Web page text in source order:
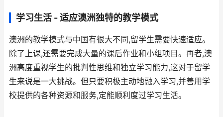
学习生活 - 适应澳洲独特的教学模式
澳洲的教学模式与中国有很大不同,留学生需要快速适应。
除了上课,还需要完成大量的课后作业和小组项目。再者,澳
洲高度重视学生的批判性思维和独立学习能力,这对于留学
生来说是一大挑战。但只要积极主动地融入学习,并善用学
校提供的各种资源和服务,定能顺利度过学习生活。